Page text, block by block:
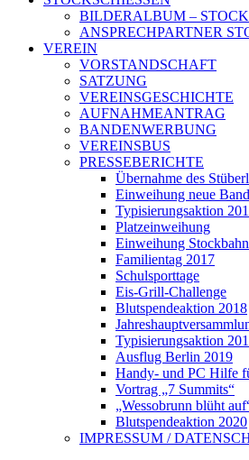
BILDERALBUM –
ANSPRECHPARTNER
VEREIN
VORSTANDSCHAFT
SATZUNG
VEREINSGESCHICHTE
AUFNAHMEANTRAG
BANDENWERBUNG
VEREINSBUS
PRESSEBERICHTE
Übernahme des
Einweihung neue
Typisierungsaktion
Platzeinweihung
Einweihung
Familientag 2017
Schulsporttage
Eis-Grill-Challenge
Blutspendeaktion 2018
Typisierungsaktion
Ausflug Berlin 2019
Handy- und PC Hilfe
Vortrag „7 Summits“
„Wessobrunn blüht
Blutspendeaktion 2020
IMPRESSUM /